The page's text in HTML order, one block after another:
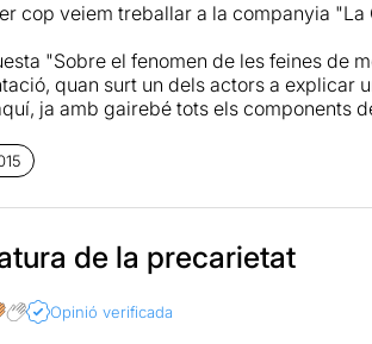
cop veiem treballar a la companyia
"Sobre el fenomen de les feines de
quan surt un dels actors a explicar
ja amb gairebé tots els components
aqui.
de la precarietat
Opinió verificada